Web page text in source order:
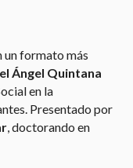
un formato más
Ángel Quintana
en la
Presentado por
, doctorando en